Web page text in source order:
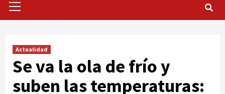
Menu
Actualidad
Se va la ola de frío y
suben las temperaturas: